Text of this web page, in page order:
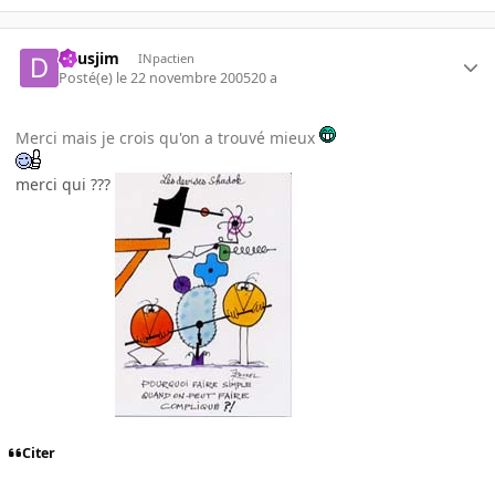
deusjim INpactien
Posté(e) le 22 novembre 200520 a
Merci mais je crois qu'on a trouvé mieux
merci qui ???
Citer